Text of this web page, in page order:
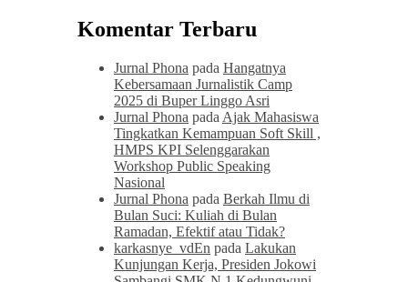
Komentar Terbaru
Jurnal Phona pada Hangatnya
Kebersamaan Jurnalistik Camp
2025 di Buper Linggo Asri
Jurnal Phona pada Ajak Mahasiswa
Tingkatkan Kemampuan Soft Skill ,
HMPS KPI Selenggarakan
Workshop Public Speaking
Nasional
Jurnal Phona pada Berkah Ilmu di
Bulan Suci: Kuliah di Bulan
Ramadan, Efektif atau Tidak?
karkasnye_vdEn pada Lakukan
Kunjungan Kerja, Presiden Jokowi